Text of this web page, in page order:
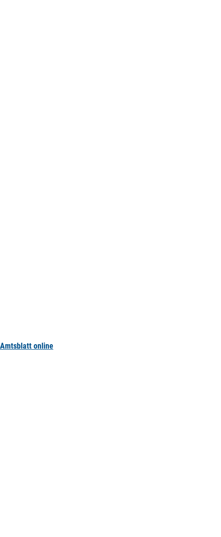
Amtsblatt online